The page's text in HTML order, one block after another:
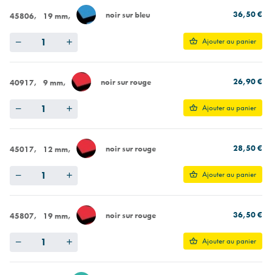
45806 19 mm noir sur bleu 36,50 €
Ajouter au panier
40917 9 mm noir sur rouge 26,90 €
Ajouter au panier
45017 12 mm noir sur rouge 28,50 €
Ajouter au panier
45807 19 mm noir sur rouge 36,50 €
Ajouter au panier